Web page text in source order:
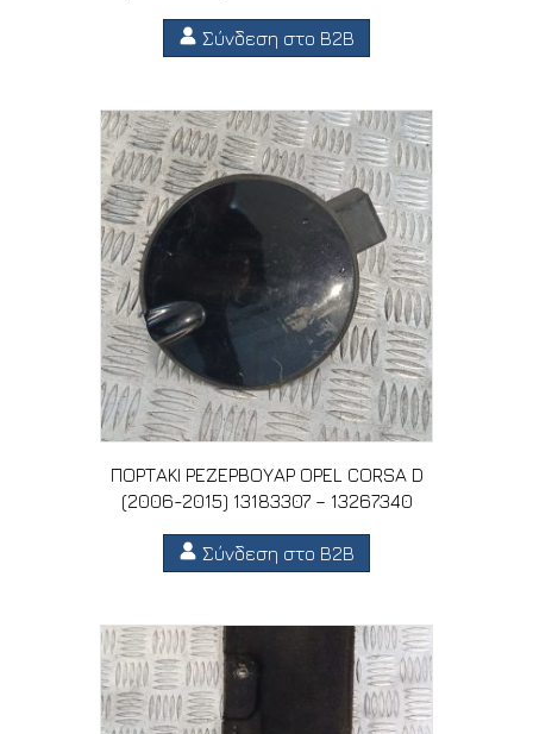
Σύνδεση στο B2B
ΠΟΡΤΑΚΙ ΡΕΖΕΡΒΟΥΑΡ OPEL CORSA D
(2006-2015) 13183307 – 13267340
Σύνδεση στο B2B